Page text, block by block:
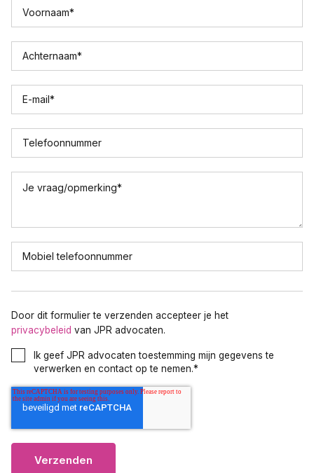
Voornaam*
Achternaam*
E-mail*
Telefoonnummer
Je vraag/opmerking*
Mobiel telefoonnummer
Door dit formulier te verzenden accepteer je het
privacybeleid van JPR advocaten.
Ik geef JPR advocaten toestemming mijn gegevens te
verwerken en contact op te nemen.*